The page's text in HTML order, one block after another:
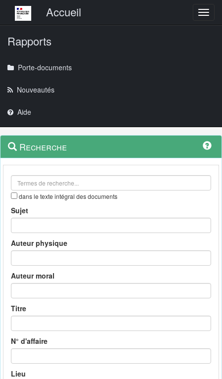
Menu principalAccueil
Rapports
Porte-documents
Nouveautés
Aide
Navigation
outils
Menu
contextuel
Recherche
dans le texte intégral des documents
Sujet
Auteur physique
Auteur moral
Titre
N° d'affaire
Lieu